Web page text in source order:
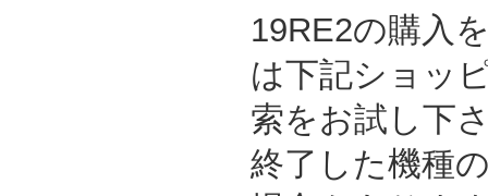
19RE2の購入
は下記ショッ
索をお試し下
終了した機種